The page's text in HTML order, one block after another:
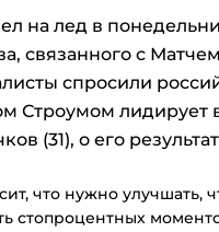
на лед в
связанного с
спросили
Строумом лидирует
(31), о его
что нужно улучшать,
стопроцентных